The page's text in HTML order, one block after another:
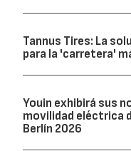
Tannus Tires: La
para la 'carretera'
Youin exhibirá sus
movilidad eléctrica
Berlín 2026